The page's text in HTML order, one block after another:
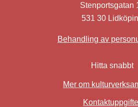
Stenportsgatan
531 30
Behandling av
Hitta snabbt
Mer om